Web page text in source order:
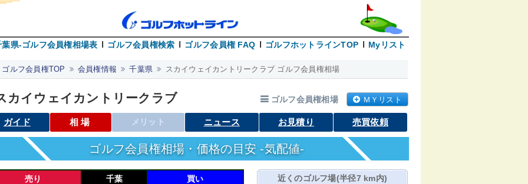
葉県-ゴルフ会員権相場表 ゴルフ会員権検索 ゴルフ会員権 FAQ ゴルフホットラインTOP Myリスト
ゴルフ会員権TOP 会員権情報 千葉県 スカイウェイカントリークラブ ゴルフ会員権相場
カイウェイカントリークラブ ゴルフ会員権相場 ＭＹリスト
ガイド 相場 メリット ニュース お見積り 売買依頼
ゴルフ会員権相場・価格の目安 -気配値-
売り 千葉 買い 近くのゴルフ場(半径7 km内)